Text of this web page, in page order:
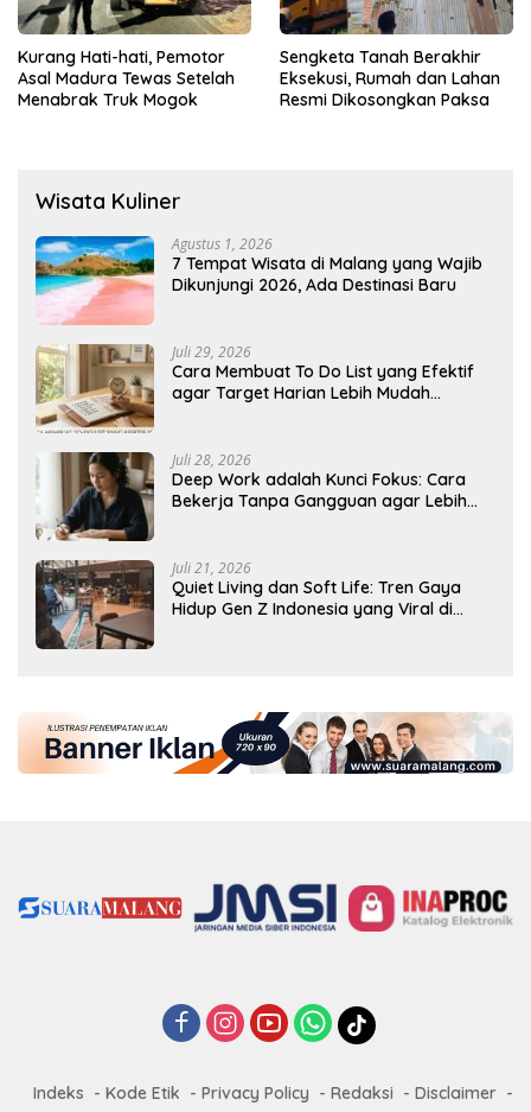
Kurang Hati-hati, Pemotor
Asal Madura Tewas Setelah
Menabrak Truk Mogok
Sengketa Tanah Berakhir
Eksekusi, Rumah dan Lahan
Resmi Dikosongkan Paksa
Wisata Kuliner
Agustus 1, 2026
7 Tempat Wisata di Malang yang Wajib
Dikunjungi 2026, Ada Destinasi Baru
Juli 29, 2026
Cara Membuat To Do List yang Efektif
agar Target Harian Lebih Mudah
Juli 28, 2026
Deep Work adalah Kunci Fokus: Cara
Bekerja Tanpa Gangguan agar Lebih
Juli 21, 2026
Quiet Living dan Soft Life: Tren Gaya
Hidup Gen Z Indonesia yang Viral di
Indeks Kode Etik Privacy Policy Redaksi
Disclaimer